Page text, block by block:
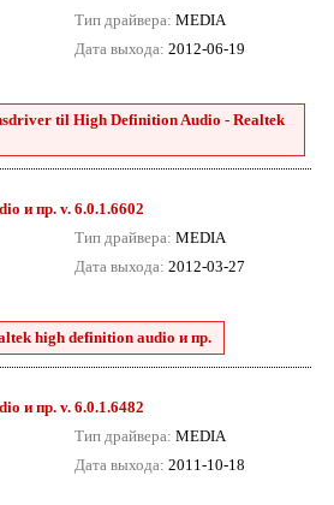
Тип драйвера: MEDIA
Дата выхода: 2012-06-19
til High Definition Audio - Realtek
и пр. v. 6.0.1.6602
Тип драйвера: MEDIA
Дата выхода: 2012-03-27
high definition audio и пр.
и пр. v. 6.0.1.6482
Тип драйвера: MEDIA
Дата выхода: 2011-10-18